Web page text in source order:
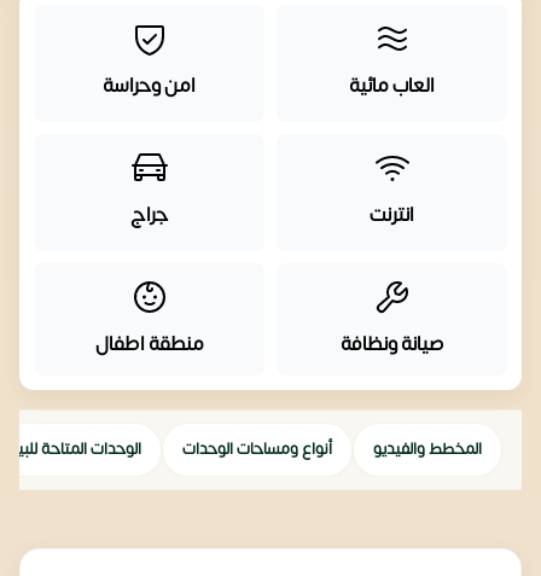
العاب مائية امن وحراسة
انترنت جراج
صيانة ونظافة منطقة اطفال
المخطط والفيديو أنواع ومساحات الوحدات الوحدات المتاحة للبيع